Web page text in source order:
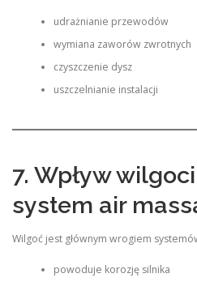
udrażnianie przewodów
wymiana zaworów zwrotnych
czyszczenie dysz
uszczelnianie instalacji
7. Wpływ
system air
Wilgoć jest głównym wrogiem
powoduje korozję silnika